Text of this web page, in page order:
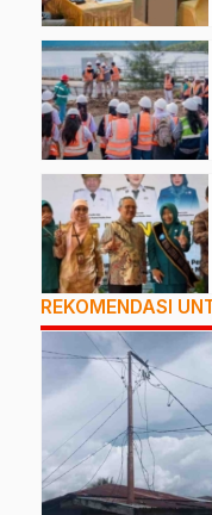
REKOMENDASI